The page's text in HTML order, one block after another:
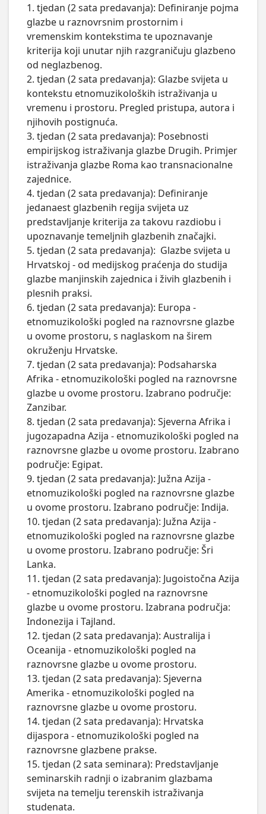
1. tjedan (2 sata predavanja): Definiranje pojma
glazbe u raznovrsnim prostornim i
vremenskim kontekstima te upoznavanje
kriterija koji unutar njih razgraničuju glazbeno
od neglazbenog.
2. tjedan (2 sata predavanja): Glazbe svijeta u
kontekstu etnomuzikoloških istraživanja u
vremenu i prostoru. Pregled pristupa, autora i
njihovih postignuća.
3. tjedan (2 sata predavanja): Posebnosti
empirijskog istraživanja glazbe Drugih. Primjer
istraživanja glazbe Roma kao transnacionalne
zajednice.
4. tjedan (2 sata predavanja): Definiranje
jedanaest glazbenih regija svijeta uz
predstavljanje kriterija za takovu razdiobu i
upoznavanje temeljnih glazbenih značajki.
5. tjedan (2 sata predavanja):  Glazbe svijeta u
Hrvatskoj - od medijskog praćenja do studija
glazbe manjinskih zajednica i živih glazbenih i
plesnih praksi.
6. tjedan (2 sata predavanja): Europa -
etnomuzikološki pogled na raznovrsne glazbe
u ovome prostoru, s naglaskom na širem
okruženju Hrvatske.
7. tjedan (2 sata predavanja): Podsaharska
Afrika - etnomuzikološki pogled na raznovrsne
glazbe u ovome prostoru. Izabrano područje:
Zanzibar.
8. tjedan (2 sata predavanja): Sjeverna Afrika i
jugozapadna Azija - etnomuzikološki pogled na
raznovrsne glazbe u ovome prostoru. Izabrano
područje: Egipat.
9. tjedan (2 sata predavanja): Južna Azija -
etnomuzikološki pogled na raznovrsne glazbe
u ovome prostoru. Izabrano područje: Indija.
10. tjedan (2 sata predavanja): Južna Azija -
etnomuzikološki pogled na raznovrsne glazbe
u ovome prostoru. Izabrano područje: Šri
Lanka.
11. tjedan (2 sata predavanja): Jugoistočna Azija
- etnomuzikološki pogled na raznovrsne
glazbe u ovome prostoru. Izabrana područja:
Indonezija i Tajland.
12. tjedan (2 sata predavanja): Australija i
Oceanija - etnomuzikološki pogled na
raznovrsne glazbe u ovome prostoru.
13. tjedan (2 sata predavanja): Sjeverna
Amerika - etnomuzikološki pogled na
raznovrsne glazbe u ovome prostoru.
14. tjedan (2 sata predavanja): Hrvatska
dijaspora - etnomuzikološki pogled na
raznovrsne glazbene prakse.
15. tjedan (2 sata seminara): Predstavljanje
seminarskih radnji o izabranim glazbama
svijeta na temelju terenskih istraživanja
studenata.